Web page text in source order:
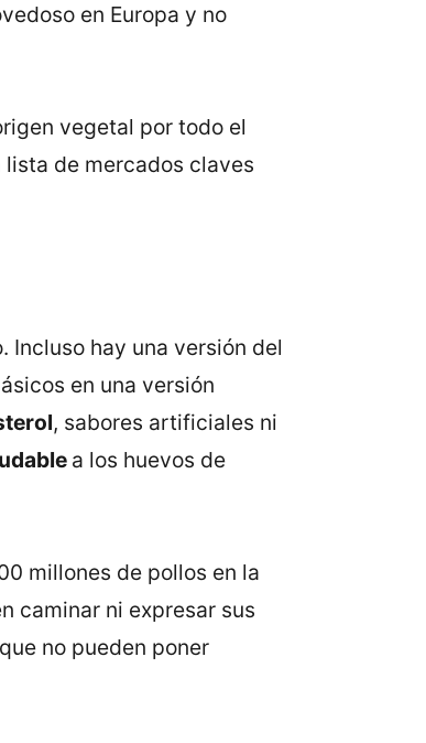
en Europa y no
vegetal por todo el
lista de mercados claves
hay una versión del
en una versión
, sabores artificiales ni
a los huevos de
millones de pollos en la
caminar ni expresar sus
no pueden poner